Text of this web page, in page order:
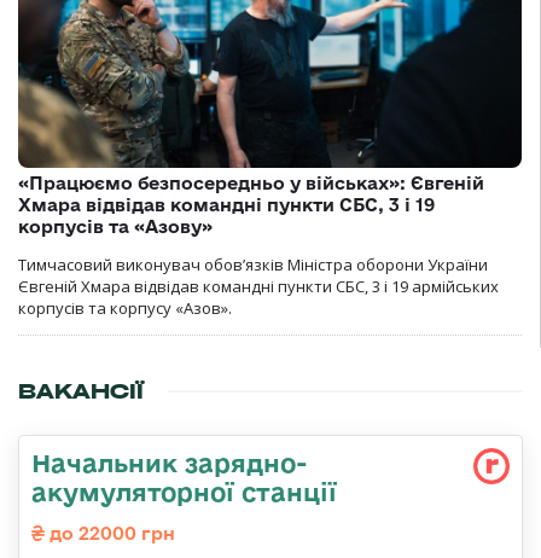
«Працюємо безпосередньо у військах»: Євгеній
Хмара відвідав командні пункти СБС, 3 і 19
корпусів та «Азову»
Тимчасовий виконувач обов’язків Міністра оборони України
Євгеній Хмара відвідав командні пункти СБС, 3 і 19 армійських
корпусів та корпусу «Азов».
ВАКАНСІЇ
Начальник зарядно-
акумуляторної станції
до 22000 грн